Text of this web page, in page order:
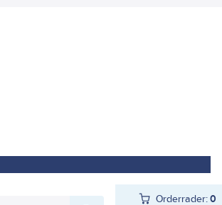
Orderrader:0